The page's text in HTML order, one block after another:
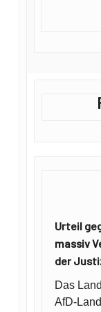
Urteil
massiv
der
Das
AfD-